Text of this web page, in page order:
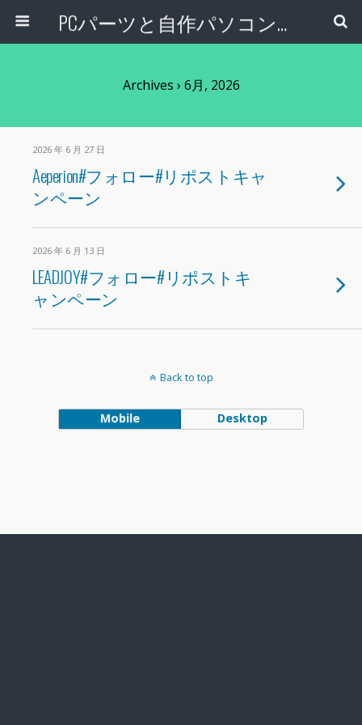
PCパーツと自作パソコン・組み立てパソコンの専門店 | PCワンズ
Archives › 6月, 2026
2026 年 6 月 27 日
Aeperion#フォロー#リポストキャ
ンペーン
2026 年 6 月 13 日
LEADJOY#フォロー#リポストキ
ャンペーン
Back to top
Mobile Desktop